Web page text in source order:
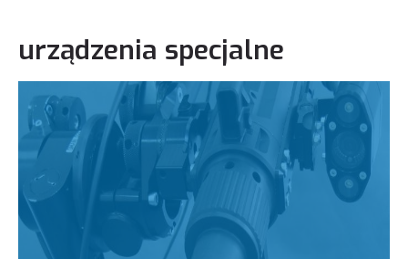
urządzenia specjalne